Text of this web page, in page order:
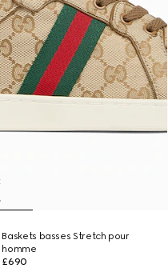
Baskets basses Stretch pour
homme
£690